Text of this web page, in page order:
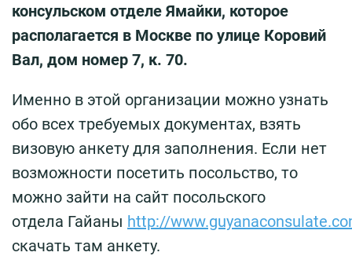
консульском отделе Ямайки, которое
располагается в Москве по улице Коровий
Вал, дом номер 7, к. 70.
Именно в этой организации можно узнать
обо всех требуемых документах, взять
визовую анкету для заполнения. Если нет
возможности посетить посольство, то
можно зайти на сайт посольского
отдела Гайаны http://
скачать там анкету.